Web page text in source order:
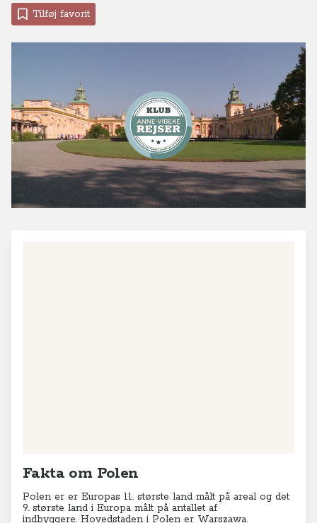
Tilføj favorit
Fakta om Polen
Polen er er Europas 11. største land målt på areal og det
9. største land i Europa målt på antallet af
indbyggere. Hovedstaden i Polen er Warszawa.